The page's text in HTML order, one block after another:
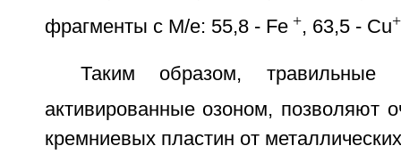
фрагменты с М/е: 55,8 - Fe +, 63,5 - Cu+
Таким образом, травильные
активированные озоном, позволяют
кремниевых пластин от